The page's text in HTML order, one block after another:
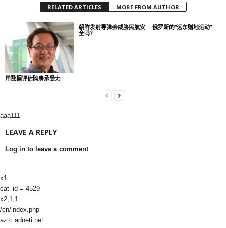
RELATED ARTICLES MORE FROM AUTHOR
用数据评估购房承受力
朝鲜发射导弹会威胁民航安
全吗？
俄罗斯的“远东赠地运动”
aaa111
LEAVE A REPLY
Log in to leave a comment
x1
cat_id = 4529
x2,1,1
/cn/index.php
az.c.adneti.net